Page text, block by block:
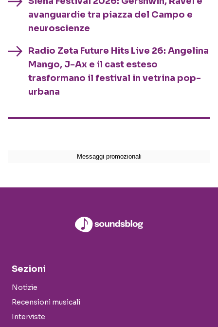
avanguardie tra piazza del Campo e
neuroscienze
Radio Zeta Future Hits Live 26: Angelina
Mango, J-Ax e il cast esteso
trasformano il festival in vetrina pop-
urbana
Sezioni
Notizie
Recensioni musicali
Interviste